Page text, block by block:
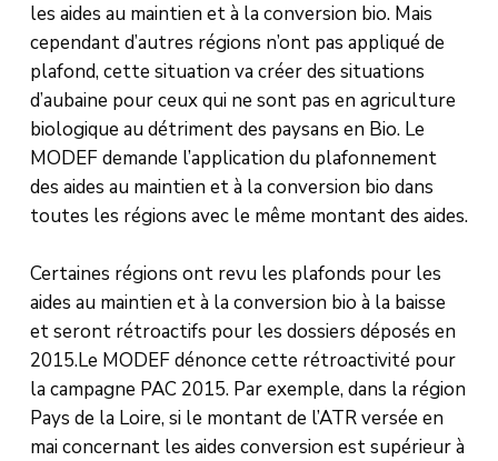
les aides au maintien et à la conversion bio. Mais
cependant d’autres régions n’ont pas appliqué de
plafond, cette situation va créer des situations
d’aubaine pour ceux qui ne sont pas en agriculture
biologique au détriment des paysans en Bio. Le
MODEF demande l’application du plafonnement
des aides au maintien et à la conversion bio dans
toutes les régions avec le même montant des aides.
Certaines régions ont revu les plafonds pour les
aides au maintien et à la conversion bio à la baisse
et seront rétroactifs pour les dossiers déposés en
2015.Le MODEF dénonce cette rétroactivité pour
la campagne PAC 2015. Par exemple, dans la région
Pays de la Loire, si le montant de l’ATR versée en
mai concernant les aides conversion est supérieur à